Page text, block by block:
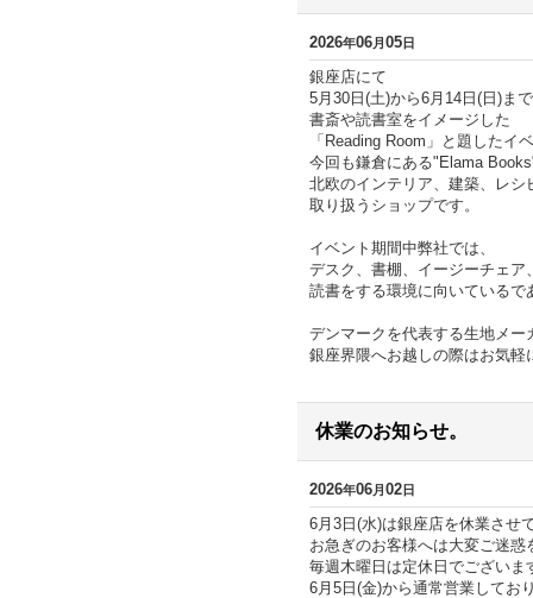
2026年06月05日
銀座店にて
5月30日(土)から6月14日(日)まで
書斎や読書室をイメージした
「Reading Room」と題したイ
今回も鎌倉にある"Elama
北欧のインテリア、建築、レ
取り扱うショップです。
イベント期間中弊社では、
デスク、書棚、イージーチェア
読書をする環境に向いている
デンマークを代表する生地メ
銀座界隈へお越しの際はお気軽
休業のお知らせ。
2026年06月02日
6月3日(水)は銀座店を休業させ
お急ぎのお客様へは大変ご迷惑
毎週木曜日は定休日でございま
6月5日(金)から通常営業してお